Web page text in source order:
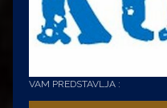
VAM PREDSTAVLJA :